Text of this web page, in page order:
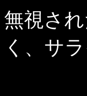
無視さ
く、サ